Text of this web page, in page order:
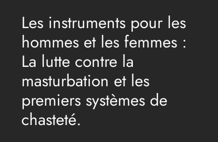
Les instruments pour les
hommes et les femmes :
La lutte contre la
masturbation et les
premiers systèmes de
chasteté.